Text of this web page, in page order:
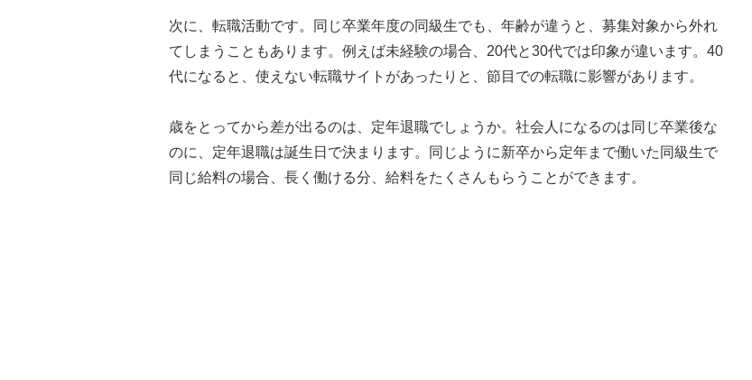
次に、転職活動です。同じ卒業年度の同級生でも、年齢が違うと、募集対象から外れ
てしまうこともあります。例えば未経験の場合、20代と30代では印象が違います。40
代になると、使えない転職サイトがあったりと、節目での転職に影響があります。
歳をとってから差が出るのは、定年退職でしょうか。社会人になるのは同じ卒業後な
のに、定年退職は誕生日で決まります。同じように新卒から定年まで働いた同級生で
同じ給料の場合、長く働ける分、給料をたくさんもらうことができます。